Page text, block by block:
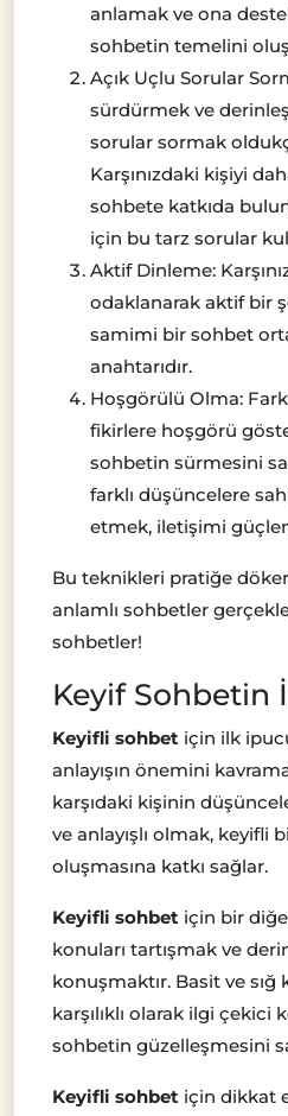
anlamak ve ona
sohbetin temelini
Açık Uçlu Sorular
sürdürmek ve
sorular sormak
Karşınızdaki kişiyi
sohbete katkıda
için bu tarz sorular
Aktif Dinleme:
odaklanarak aktif bir
samimi bir sohbet
anahtarıdır.
Hoşgörülü Olma:
fikirlere hoşgörü
sohbetin sürmesini
farklı düşüncelere
etmek, iletişimi
Bu teknikleri pratiğe
anlamlı sohbetler
sohbetler!
Keyif Sohbetin
Keyifli sohbet için ilk
anlayışın önemini
karşıdaki kişinin
ve anlayışlı olmak, keyifli
oluşmasına katkı sağlar.
Keyifli sohbet için bir
konuları tartışmak ve
konuşmaktır. Basit ve sığ
karşılıklı olarak ilgi çekici
sohbetin güzelleşmesini
Keyifli sohbet için dikkat